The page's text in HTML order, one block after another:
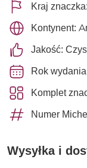
Kraj
Kontynent:
Jakość:
Rok
Komplet
Numer
Wysyłka i